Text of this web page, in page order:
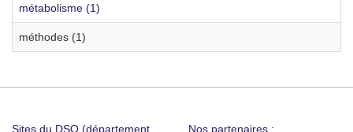
métabolisme (1)
méthodes (1)
Sites du DSO (département
Nos partenaires :